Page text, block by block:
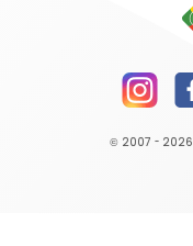
© 2007 - 2026